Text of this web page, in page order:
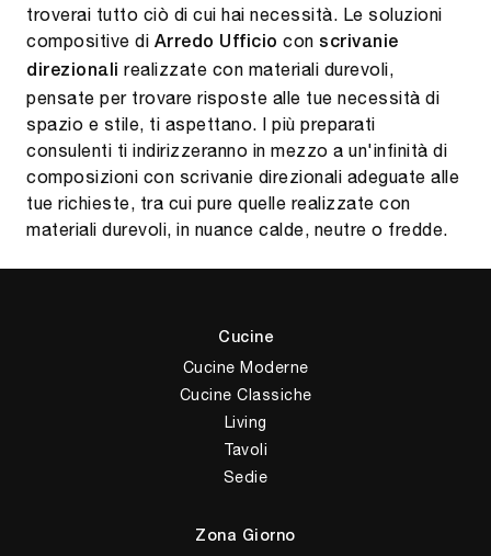
troverai tutto ciò di cui hai necessità. Le soluzioni
compositive di Arredo Ufficio con scrivanie
direzionali
realizzate con materiali durevoli,
pensate per trovare risposte alle tue necessità di
spazio e stile, ti aspettano. I più preparati
consulenti ti indirizzeranno in mezzo a un'infinità di
composizioni con scrivanie direzionali adeguate alle
tue richieste, tra cui pure quelle realizzate con
materiali durevoli, in nuance calde, neutre o fredde.
Cucine
Cucine Moderne
Cucine Classiche
Living
Tavoli
Sedie
Zona Giorno